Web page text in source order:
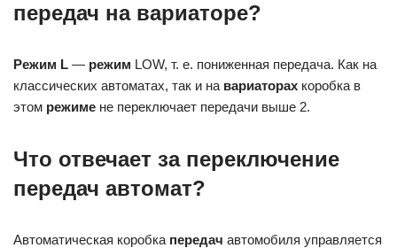
передач на вариаторе?
Режим L — режим LOW, т. е. пониженная передача. Как на
классических автоматах, так и на вариаторах коробка в
этом режиме не переключает передачи выше 2.
Что отвечает за переключение
передач автомат?
Автоматическая коробка передач автомобиля управляется